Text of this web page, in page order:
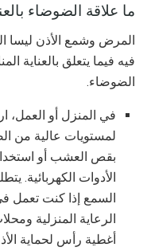
ما علاقة الضوضاء
المرض وشمع الأذن ليسا
فيه فيما يتعلق بالعناية
الضوضاء.
في المنزل أو العمل،
لمستويات عالية من
بقص العشب أو
الأدوات الكهربائية.
السمع إذا كنت تعمل
الرعاية المنزلية
أغطية رأس لحماية